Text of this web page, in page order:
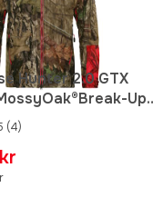
Hunter 2.0 GTX
Up
(4)